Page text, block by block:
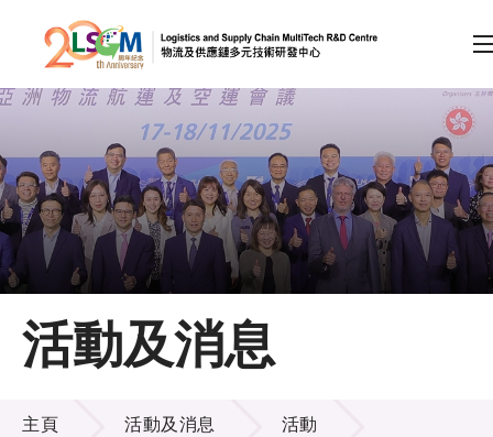
跳到內容（按回車鍵）
會員登入
A A EN 繁 简
主頁
關於LSCM
技術商品化
活動及消息
活動及消息
主頁 活動及消息 活動